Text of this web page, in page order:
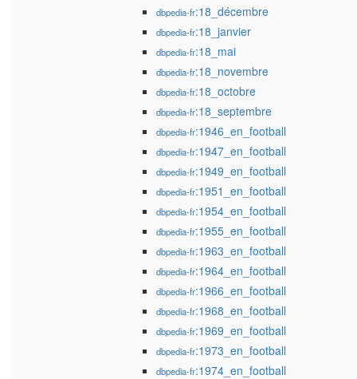
dbpedia-fr:18_décembre
dbpedia-fr:18_janvier
dbpedia-fr:18_mai
dbpedia-fr:18_novembre
dbpedia-fr:18_octobre
dbpedia-fr:18_septembre
dbpedia-fr:1946_en_football
dbpedia-fr:1947_en_football
dbpedia-fr:1949_en_football
dbpedia-fr:1951_en_football
dbpedia-fr:1954_en_football
dbpedia-fr:1955_en_football
dbpedia-fr:1963_en_football
dbpedia-fr:1964_en_football
dbpedia-fr:1966_en_football
dbpedia-fr:1968_en_football
dbpedia-fr:1969_en_football
dbpedia-fr:1973_en_football
dbpedia-fr:1974_en_football